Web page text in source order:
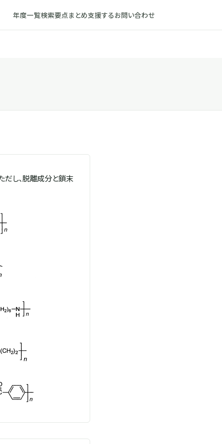
年度一覧検索要点まとめ支援するお問い合わせ
だし、脱離成分と鎖末